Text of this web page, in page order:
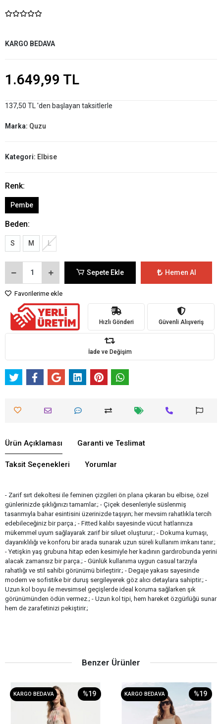
KARGO BEDAVA
1.649,99 TL
137,50 TL 'den başlayan taksitlerle
Marka: Quzu
Kategori: Elbise
Renk:
Pembe
Beden:
S M L
Sepete Ekle Hemen Al
Favorilerime ekle
Hızlı Gönderi Güvenli Alışveriş
İade ve Değişim
Ürün Açıklaması Garanti ve Teslimat
Taksit Seçenekleri Yorumlar
- Zarif sırt dekoltesi ile feminen çizgileri ön plana çıkaran bu elbise, özel
günlerinizde şıklığınızı tamamlar.; - Çiçek desenleriyle süslenmiş
tasarımıyla bahar esintisini üzerinizde taşıyın; her mevsim rahatlıkla tercih
edebileceğiniz bir parça.; - Fitted kalıbı sayesinde vücut hatlarınıza
mükemmel uyum sağlayarak zarif bir siluet oluşturur.; - Dokuma kumaşı,
dayanıklılığı ve konforu bir arada sunarak uzun süreli kullanım imkanı tanır.;
- Yetişkin yaş grubuna hitap eden kesimiyle her kadının gardırobunda yerini
alacak zamansız bir parça.; - Günlük kullanıma uygun casual tarzıyla
rahatlığı ve stil sahibi görünümü birleştirir.; - Degaje yakası sayesinde
modern ve sofistike bir duruş sergileyerek göz alıcı detaylara sahiptir.; -
Uzun kol boyu ile mevsimsel geçişlerde ideal koruma sağlarken şık
görünümünden ödün vermez.; - Uzun kol tipi, hem hareket özgürlüğü sunar
hem de zarafetinizi pekiştirir.;
Benzer Ürünler
KARGO BEDAVA %19 KARGO BEDAVA %19